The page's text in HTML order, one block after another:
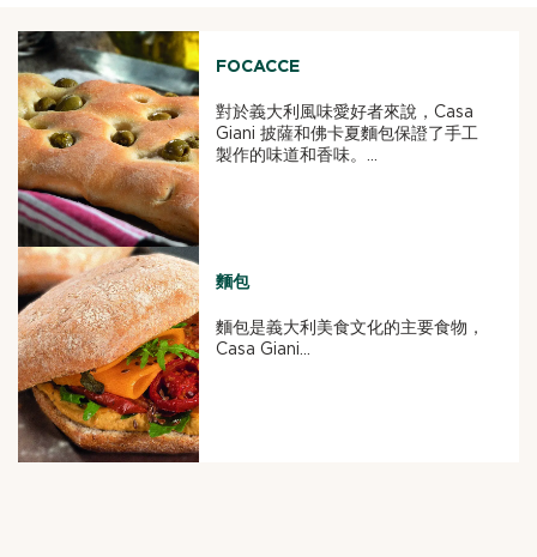
FOCACCE
對於義大利風味愛好者來說，Casa
Giani 披薩和佛卡夏麵包保證了手工
製作的味道和香味。...
麵包
麵包是義大利美食文化的主要食物，
Casa Giani...